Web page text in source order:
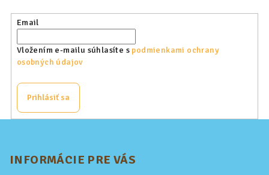
Email
Vložením e-mailu súhlasíte s podmienkami ochrany
osobných údajov
Prihlásiť sa
INFORMÁCIE PRE VÁS